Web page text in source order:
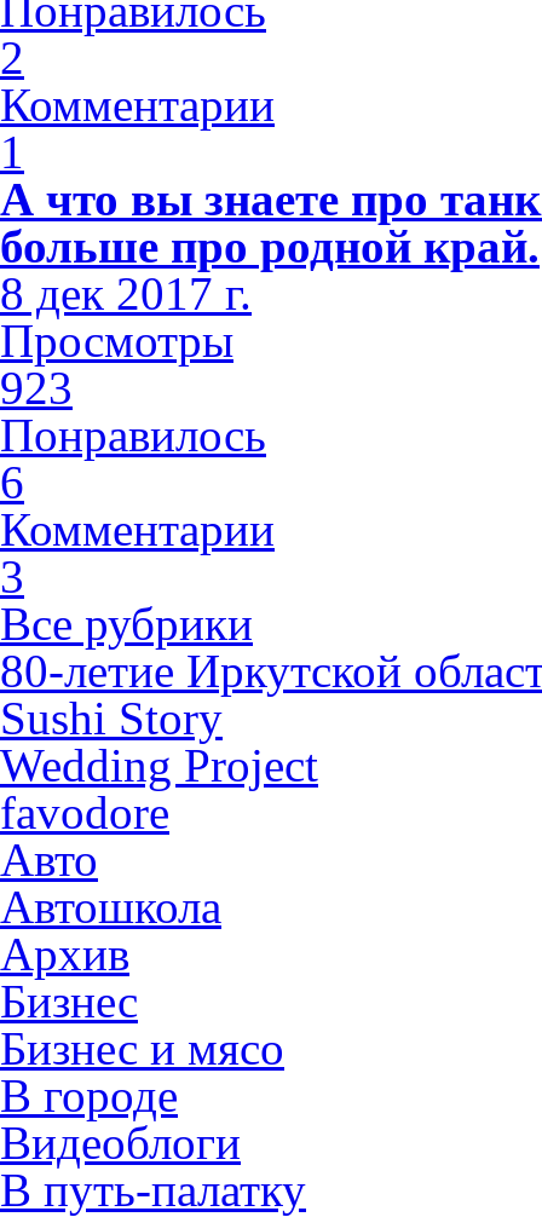
2
Комментарии
1
А что вы знаете про
больше про родной край.
8 дек 2017 г.
Просмотры
923
Понравилось
6
Комментарии
3
Все рубрики
80-летие Иркутской
Sushi Story
Wedding Project
favodore
Авто
Автошкола
Архив
Бизнес
Бизнес и мясо
В городе
Видеоблоги
В путь-палатку